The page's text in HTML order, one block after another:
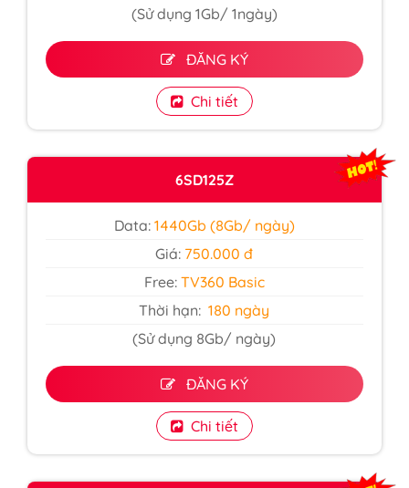
(Sử dụng 1Gb/ 1ngày)
ĐĂNG KÝ
Chi tiết
6SD125Z
Data: 1440Gb (8Gb/ ngày)
Giá: 750.000 đ
Free: TV360 Basic
Thời hạn: 180 ngày
(Sử dụng 8Gb/ ngày)
ĐĂNG KÝ
Chi tiết